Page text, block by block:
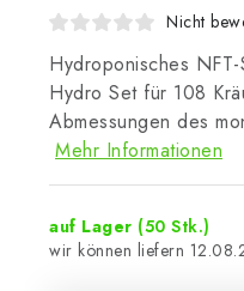
Nicht
Hydroponisches
Hydro Set für 108
Abmessungen des
Mehr Informationen
auf Lager (50 Stk.)